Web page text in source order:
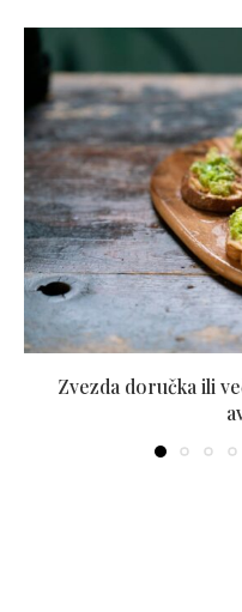
Zvezda doručka ili